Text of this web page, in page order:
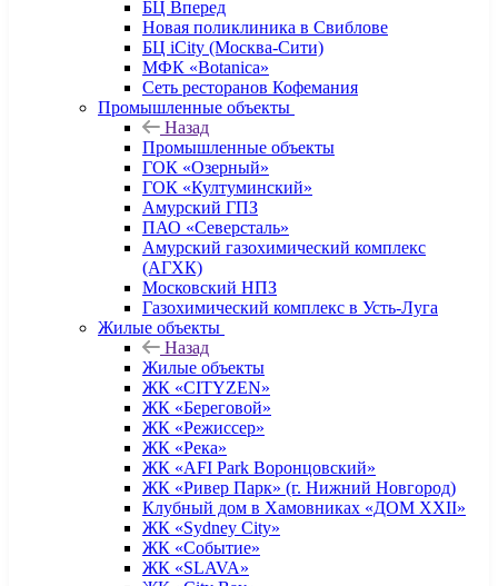
БЦ Вперед
Новая поликлиника в Свиблове
БЦ iCity (Москва-Сити)
МФК «Botanica»
Сеть ресторанов Кофемания
Промышленные объекты
Назад
Промышленные объекты
ГОК «Озерный»
ГОК «Култуминский»
Амурский ГПЗ
ПАО «Северсталь»
Амурский газохимический комплекс
(АГХК)
Московский НПЗ
Газохимический комплекс в Усть-Луга
Жилые объекты
Назад
Жилые объекты
ЖК «CITYZEN»
ЖК «Береговой»
ЖК «Режиссер»
ЖК «Река»
ЖК «AFI Park Воронцовский»
ЖК «Ривер Парк» (г. Нижний Новгород)
Клубный дом в Хамовниках «ДОМ XXII»
ЖК «Sydney City»
ЖК «Событие»
ЖК «SLAVA»